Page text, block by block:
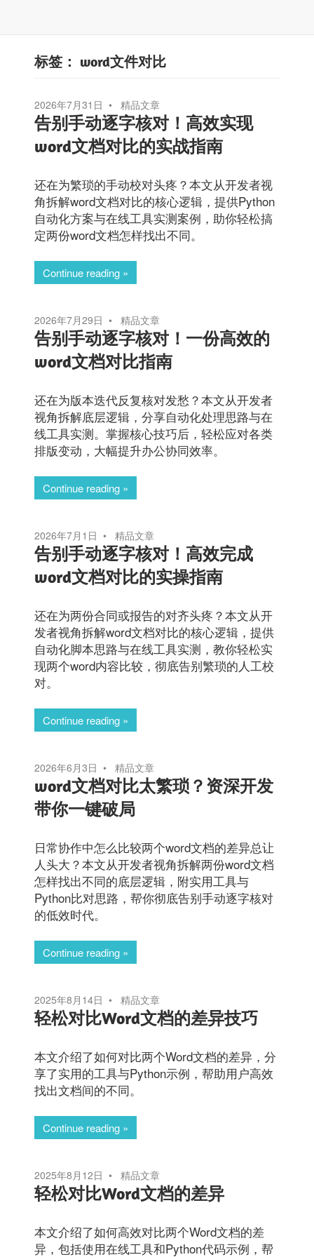
标签： word文件对比
2026年7月31日 精品文章
告别手动逐字核对！高效实现
word文档对比的实战指南
还在为繁琐的手动校对头疼？本文从开发者视
角拆解word文档对比的核心逻辑，提供Python
自动化方案与在线工具实测案例，助你轻松搞
定两份word文档怎样找出不同。
Continue reading
2026年7月29日 精品文章
告别手动逐字核对！一份高效的
word文档对比指南
还在为版本迭代反复核对发愁？本文从开发者
视角拆解底层逻辑，分享自动化处理思路与在
线工具实测。掌握核心技巧后，轻松应对各类
排版变动，大幅提升办公协同效率。
Continue reading
2026年7月1日 精品文章
告别手动逐字核对！高效完成
word文档对比的实操指南
还在为两份合同或报告的对齐头疼？本文从开
发者视角拆解word文档对比的核心逻辑，提供
自动化脚本思路与在线工具实测，教你轻松实
现两个word内容比较，彻底告别繁琐的人工校
对。
Continue reading
2026年6月3日 精品文章
word文档对比太繁琐？资深开发
带你一键破局
日常协作中怎么比较两个word文档的差异总让
人头大？本文从开发者视角拆解两份word文档
怎样找出不同的底层逻辑，附实用工具与
Python比对思路，帮你彻底告别手动逐字核对
的低效时代。
Continue reading
2025年8月14日 精品文章
轻松对比Word文档的差异技巧
本文介绍了如何对比两个Word文档的差异，分
享了实用的工具与Python示例，帮助用户高效
找出文档间的不同。
Continue reading
2025年8月12日 精品文章
轻松对比Word文档的差异
本文介绍了如何高效对比两个Word文档的差
异，包括使用在线工具和Python代码示例，帮